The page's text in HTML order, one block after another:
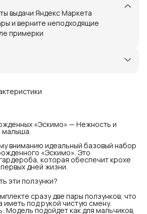
выдачи Яндекс Маркета
и верните неподходящие
примерки
«Эскимо» — Нежность и
вниманию идеальный базовый набор
«Эскимо». Это
которая обеспечит крохе
дней жизни.
эти ползунки?
сразу две пары ползунков, что
иметь под рукой чистую смену.
Модель подойдет как для мальчиков,